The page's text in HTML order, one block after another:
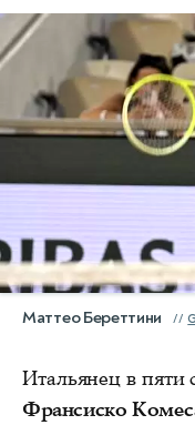
Маттео Береттини
Итальянец в пяти
Франсиско